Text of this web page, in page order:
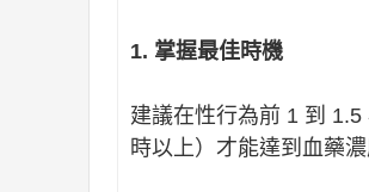
1. 掌握最佳時機
建議在性行為前 1 到
時以上）才能達到血藥濃